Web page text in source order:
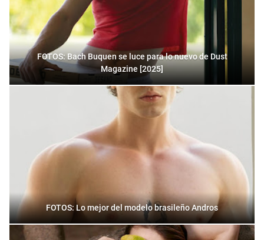
FOTOS: Bach Buquen se luce para lo nuevo de Dust
Magazine [2025]
FOTOS: Lo mejor del modelo brasileño Andros